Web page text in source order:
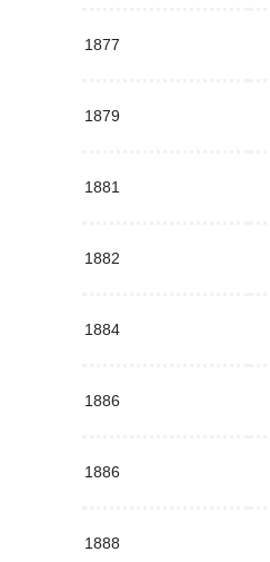
1877
1879
1881
1882
1884
1886
1886
1888